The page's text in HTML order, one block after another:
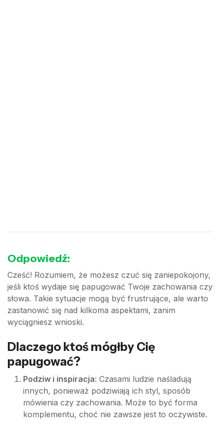
Odpowiedź:
Cześć! Rozumiem, że możesz czuć się zaniepokojony,
jeśli ktoś wydaje się papugować Twoje zachowania czy
słowa. Takie sytuacje mogą być frustrujące, ale warto
zastanowić się nad kilkoma aspektami, zanim
wyciągniesz wnioski.
Dlaczego ktoś mógłby Cię
papugować?
Podziw i inspiracja: Czasami ludzie naśladują
innych, ponieważ podziwiają ich styl, sposób
mówienia czy zachowania. Może to być forma
komplementu, choć nie zawsze jest to oczywiste.